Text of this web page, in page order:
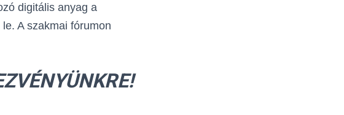
digitális anyag a
le. A szakmai fórumon